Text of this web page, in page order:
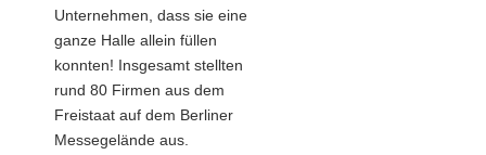
Unternehmen, dass sie eine
ganze Halle allein füllen
konnten! Insgesamt stellten
rund 80 Firmen aus dem
Freistaat auf dem Berliner
Messegelände aus.